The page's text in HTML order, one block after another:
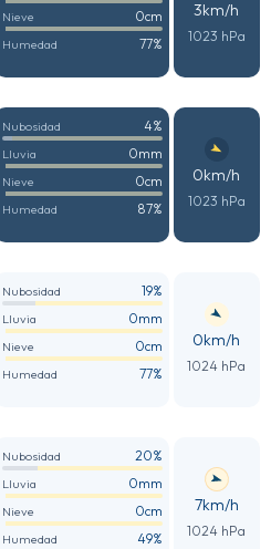
Nieve 0cm
Humedad 77%
3km/h
1023 hPa
Nubosidad 4%
Lluvia 0mm
Nieve 0cm
Humedad 87%
0km/h
1023 hPa
Nubosidad 19%
Lluvia 0mm
Nieve 0cm
Humedad 77%
0km/h
1024 hPa
Nubosidad 20%
Lluvia 0mm
Nieve 0cm
Humedad 49%
7km/h
1024 hPa